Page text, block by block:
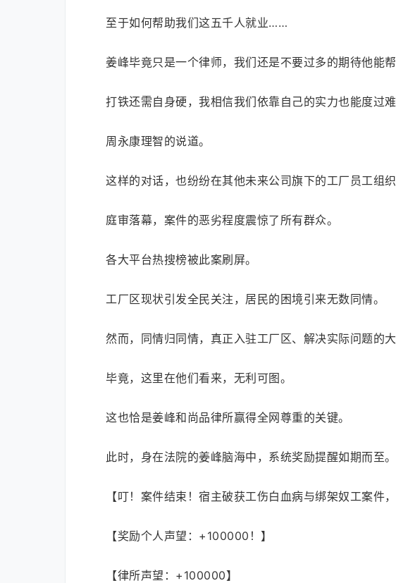
至于如何帮助我们这五千人就业……
姜峰毕竟只是一个律师，我们还是不要过多的期待他能帮
打铁还需自身硬，我相信我们依靠自己的实力也能度过
周永康理智的说道。
这样的对话，也纷纷在其他未来公司旗下的工厂员工组织
庭审落幕，案件的恶劣程度震惊了所有群众。
各大平台热搜榜被此案刷屏。
工厂区现状引发全民关注，居民的困境引来无数同情。
然而，同情归同情，真正入驻工厂区、解决实际问题的
毕竟，这里在他们看来，无利可图。
这也恰是姜峰和尚品律所赢得全网尊重的关键。
此时，身在法院的姜峰脑海中，系统奖励提醒如期而至。
【叮！案件结束！宿主破获工伤白血病与绑架奴工案件
【奖励个人声望：+100000！】
【律所声望：+100000】